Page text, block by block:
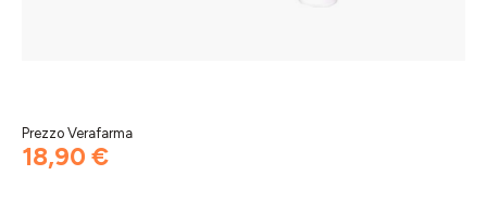
Prezzo Verafarma
18,90 €